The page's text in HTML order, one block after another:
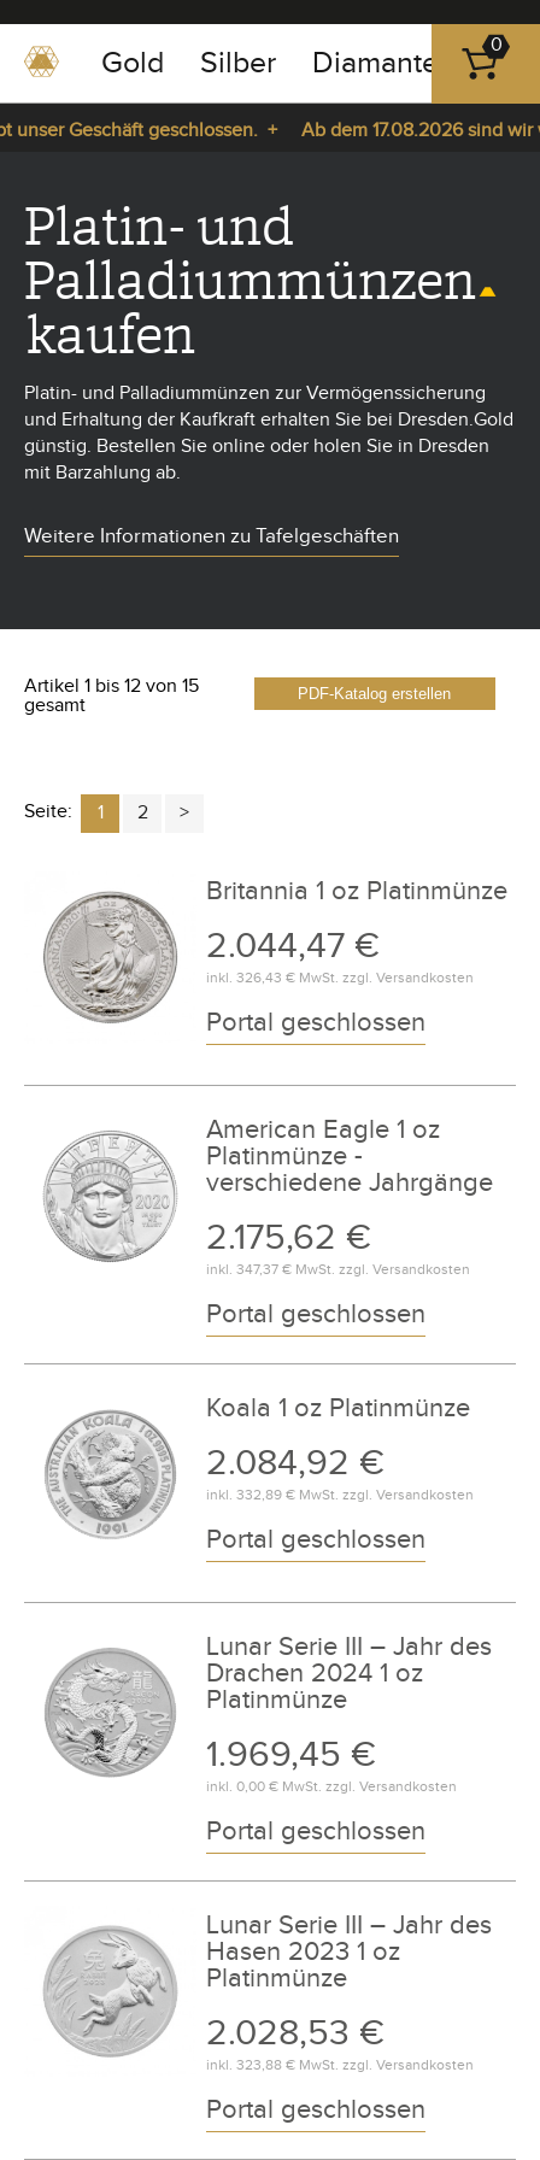
0351
-
43
Gold Silber Diamanten
0
Geschäft geschlossen. +
Ab dem 17.08.2026 sind wir
Platin- und
Palladiummünzen
kaufen
Platin- und Palladiummünzen zur Vermögenssicherung
und Erhaltung der Kaufkraft erhalten Sie bei Dresden.Gold
günstig. Bestellen Sie online oder holen Sie in Dresden
mit Barzahlung ab.
Weitere Informationen zu Tafelgeschäften
PDF-Katalog erstellen
Artikel 1 bis 12 von 15
gesamt
Seite: 1 2
Britannia 1 oz Platinmünze
2.044,47 €
inkl. 326,43 €MwSt. zzgl. Versandkosten
Portal geschlossen
American Eagle 1 oz
Platinmünze -
verschiedene Jahrgänge
2.175,62 €
inkl. 347,37 €MwSt. zzgl. Versandkosten
Portal geschlossen
Koala 1 oz Platinmünze
2.084,92 €
inkl. 332,89 €MwSt. zzgl. Versandkosten
Portal geschlossen
Lunar Serie III – Jahr des
Drachen 2024 1 oz
Platinmünze
1.969,45 €
inkl. 0,00 €MwSt. zzgl. Versandkosten
Portal geschlossen
Lunar Serie III – Jahr des
Hasen 2023 1 oz
Platinmünze
2.028,53 €
inkl. 323,88 €MwSt. zzgl. Versandkosten
Portal geschlossen